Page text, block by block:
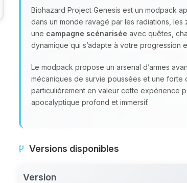
Biohazard Project Genesis est un modpack
dans un monde ravagé par les radiations,
une campagne scénarisée avec quêtes,
dynamique qui s’adapte à votre progression
Le modpack propose un arsenal d’armes
mécaniques de survie poussées et une forte
particulièrement en valeur cette expérience
apocalyptique profond et immersif.
Versions disponibles
Version